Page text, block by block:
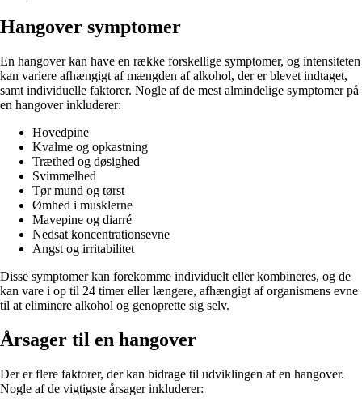
Hangover symptomer
En hangover kan have en række forskellige symptomer, og intensiteten
kan variere afhængigt af mængden af alkohol, der er blevet indtaget,
samt individuelle faktorer. Nogle af de mest almindelige symptomer på
en hangover inkluderer:
Hovedpine
Kvalme og opkastning
Træthed og døsighed
Svimmelhed
Tør mund og tørst
Ømhed i musklerne
Mavepine og diarré
Nedsat koncentrationsevne
Angst og irritabilitet
Disse symptomer kan forekomme individuelt eller kombineres, og de
kan vare i op til 24 timer eller længere, afhængigt af organismens evne
til at eliminere alkohol og genoprette sig selv.
Årsager til en hangover
Der er flere faktorer, der kan bidrage til udviklingen af en hangover.
Nogle af de vigtigste årsager inkluderer: